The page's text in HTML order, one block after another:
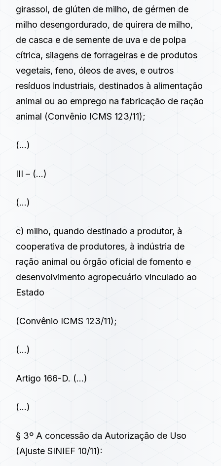
girassol, de glúten de milho, de gérmen de
milho desengordurado, de quirera de milho,
de casca e de semente de uva e de polpa
cítrica, silagens de forrageiras e de produtos
vegetais, feno, óleos de aves, e outros
resíduos industriais, destinados à alimentação
animal ou ao emprego na fabricação de ração
animal (Convênio ICMS 123/11);
(…)
III – (…)
(…)
c) milho, quando destinado a produtor, à
cooperativa de produtores, à indústria de
ração animal ou órgão oficial de fomento e
desenvolvimento agropecuário vinculado ao
Estado
(Convênio ICMS 123/11);
(…)
Artigo 166-D. (…)
(…)
§ 3º A concessão da Autorização de Uso
(Ajuste SINIEF 10/11):